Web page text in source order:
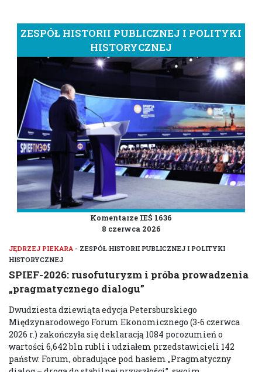
ZESPÓŁ HISTORII PUBLICZNEJ I POLITYKI
HISTORYCZNEJ
Komentarze IEŚ 1636
8 czerwca 2026
JĘDRZEJ PIEKARA - ZESPÓŁ HISTORII PUBLICZNEJ I POLITYKI
HISTORYCZNEJ
SPIEF-2026: rusofuturyzm i próba prowadzenia
„pragmatycznego dialogu”
Dwudziesta dziewiąta edycja Petersburskiego
Międzynarodowego Forum Ekonomicznego (3-6 czerwca
2026 r.) zakończyła się deklaracją 1084 porozumień o
wartości 6,642 bln rubli i udziałem przedstawicieli 142
państw. Forum, obradujące pod hasłem „Pragmatyczny